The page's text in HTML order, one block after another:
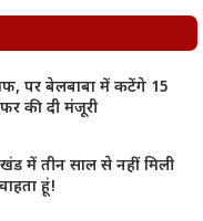
पर बेलबाबा में कटेंगे 15
की दी मंजूरी
में तीन साल से नहीं मिली
हूं!